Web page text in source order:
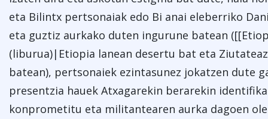
eta Bilintx pertsonaiak edo Bi anai eleberriko
eta guztiz aurkako duten ingurune batean
(liburua)|Etiopia lanean desertu bat eta
batean), pertsonaiek ezintasunez jokatzen dute
presentzia hauek Atxagarekin berarekin
konprometitu eta militantearen aurka dagoen